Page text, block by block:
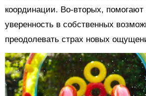
координации. Во-вторых,
уверенность в собственных
преодолевать страх новых